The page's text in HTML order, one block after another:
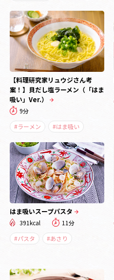
【料理研究家リュウジさん考
案！】貝だし塩ラーメン（「はま
吸い」Ver.）
9分
#ラーメン
#はま吸い
はま吸いスープパスタ
391kcal
11分
#パスタ
#あさり